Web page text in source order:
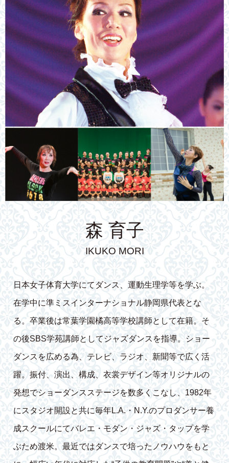
森 育子
IKUKO MORI
日本女子体育大学にてダンス、運動生理学等を学ぶ。
在学中に準ミスインターナショナル静岡県代表とな
る。卒業後は常葉学園橘高等学校講師として在籍。そ
の後SBS学苑講師としてジャズダンスを指導。ショー
ダンスを広める為、テレビ、ラジオ、新聞等で広く活
躍。振付、演出、構成、衣裳デザイン等オリジナルの
発想でショーダンスステージを数多くこなし、1982年
にスタジオ開設と共に毎年L.A.・N.Y.のプロダンサー養
成スクールにてバレエ・モダン・ジャズ・タップを学
ぶため渡米。最近ではダンスで培ったノウハウをもと